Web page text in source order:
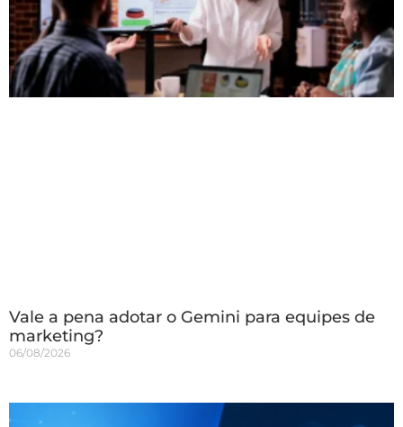
Vale a pena adotar o Gemini para equipes de
marketing?
06/08/2026